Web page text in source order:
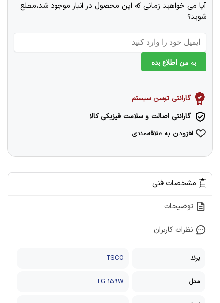
آیا می خواهید زمانی که این محصول در انبار موجود شد،مطلع
شوید؟
به من اطلاع بده
گارانتی توسن سیستم
گارانتی اصالت و سلامت فیزیکی کالا
افزودن به علاقه‌مندی
مشخصات فنی
توضیحات
نظرات کاربران
برند TSCO
مدل TG 159W